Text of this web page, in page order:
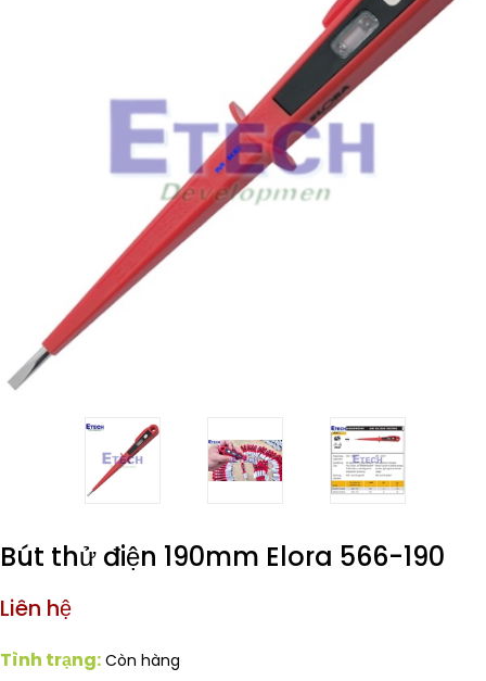
Bút thử điện 190mm Elora 566-190
Liên hệ
Tình trạng: Còn hàng